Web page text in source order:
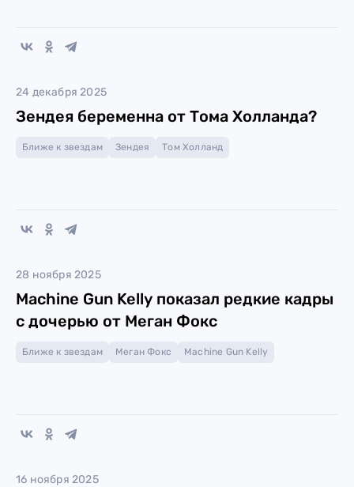
24 декабря 2025
Зендея беременна от Тома Холланда?
Ближе к звездам Зендея Том Холланд
28 ноября 2025
Machine Gun Kelly показал редкие кадры
с дочерью от Меган Фокс
Ближе к звездам Меган Фокс Machine Gun Kelly
16 ноября 2025